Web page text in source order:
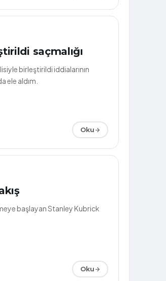
saçmalığı
birleştirildi iddialarının
ele aldım.
Oku
başlayan Stanley Kubrick
Oku